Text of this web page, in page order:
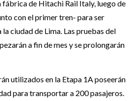
fábrica de Hitachi Rail Italy, luego de
con el primer tren- para ser
ciudad de Lima. Las pruebas del
a fin de mes y se prolongarán
utilizados en la Etapa 1A poseerán
para transportar a 200 pasajeros.